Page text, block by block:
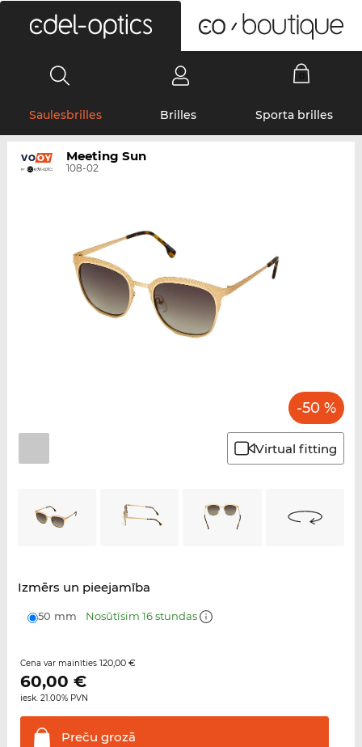
Saulesbrilles Brilles Sporta brilles
Meeting Sun
108-02
-50 %
Virtual fitting
Izmērs un pieejamība
50 mm Nosūtīsim 16 stundas
Cena var mainīties 120,00 €
60,00 €
iesk. 21.00% PVN
Preču grozā